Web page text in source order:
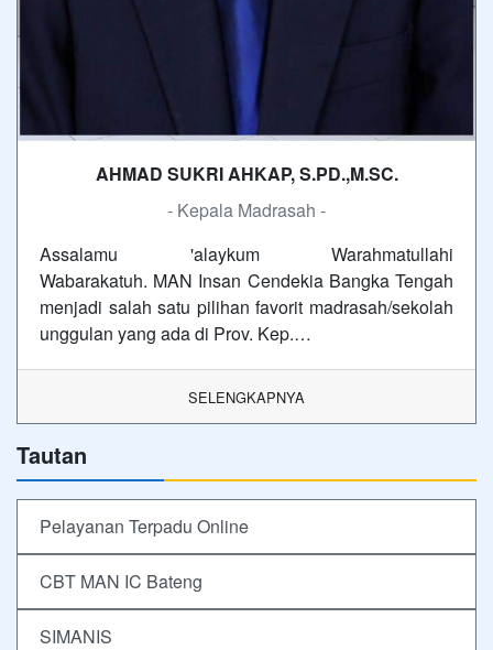
AHMAD SUKRI AHKAP, S.PD.,M.SC.
- Kepala Madrasah -
Assalamu 'alaykum Warahmatullahi
Wabarakatuh. MAN Insan Cendekia Bangka Tengah
menjadi salah satu pilihan favorit madrasah/sekolah
unggulan yang ada di Prov. Kep.…
SELENGKAPNYA
Tautan
Pelayanan Terpadu Online
CBT MAN IC Bateng
SIMANIS